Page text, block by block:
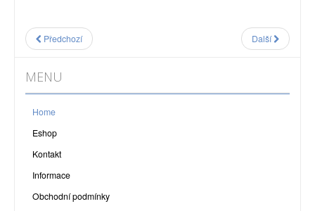
Předchozí Další
MENU
Home
Eshop
Kontakt
Informace
Obchodní podmínky